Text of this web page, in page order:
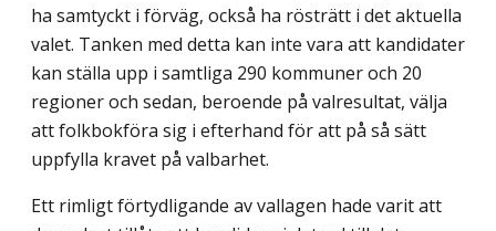
ha samtyckt i förväg, också ha rösträtt i det aktuella
valet. Tanken med detta kan inte vara att kandidater
kan ställa upp i samtliga 290 kommuner och 20
regioner och sedan, beroende på valresultat, välja
att folkbokföra sig i efterhand för att på så sätt
uppfylla kravet på valbarhet.
Ett rimligt förtydligande av vallagen hade varit att